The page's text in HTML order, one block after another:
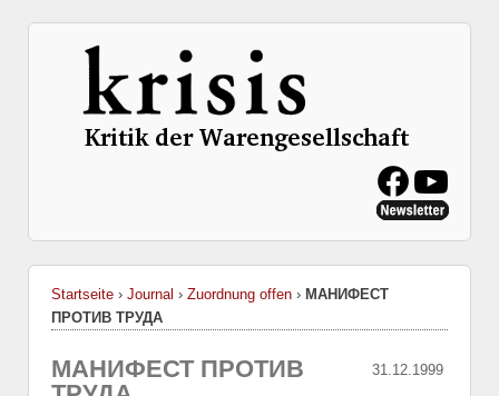
Startseite › Journal › Zuordnung offen › МАНИФЕСТ
ПРОТИВ ТРУДА
31.12.1999
МАНИФЕСТ ПРОТИВ